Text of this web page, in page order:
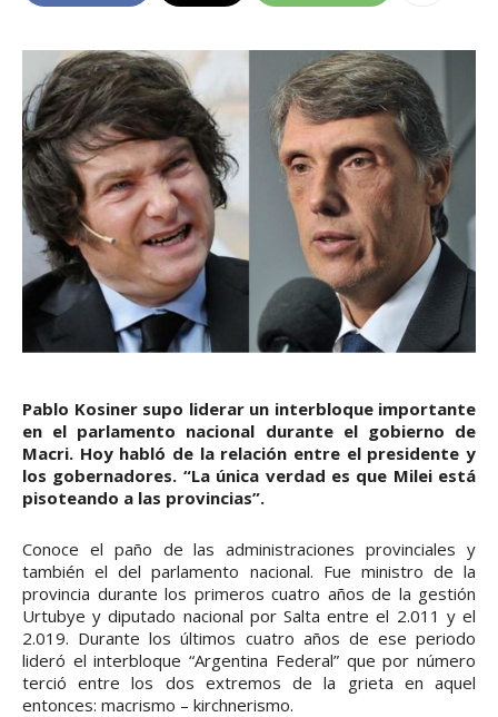
Pablo Kosiner supo liderar un interbloque importante
en el parlamento nacional durante el gobierno de
Macri. Hoy habló de la relación entre el presidente y
los gobernadores. “La única verdad es que Milei está
pisoteando a las provincias”.
Conoce el paño de las administraciones provinciales y
también el del parlamento nacional. Fue ministro de la
provincia durante los primeros cuatro años de la gestión
Urtubye y diputado nacional por Salta entre el 2.011 y el
2.019. Durante los últimos cuatro años de ese periodo
lideró el interbloque “Argentina Federal” que por número
terció entre los dos extremos de la grieta en aquel
entonces: macrismo – kirchnerismo.